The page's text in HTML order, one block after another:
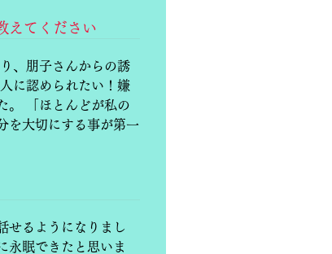
えてください
、朋子さんからの誘
に認められたい！嫌
。 「ほとんどが私の
を大切にする事が第一
せるようになりまし
永眠できたと思いま